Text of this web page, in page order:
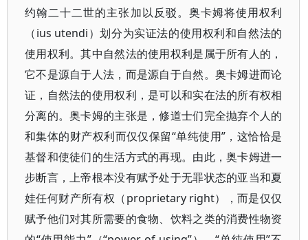
约翰二十二世的主张加以反驳。奥卡姆将使用权利
（ius utendi）划分为实证法的使用权利和自然法的
使用权利。其中自然法的使用权利是属于所有人的，
它不是源自于人法，而是源自于自然。奥卡姆进而论
证，自然法的使用权利，是可以和实在法的所有权相
分离的。奥卡姆的主张是，修道士们完全抛弃个人的
和集体的财产权利而仅仅保留“单纯使用”，这恰恰是
基督和使徒们的生活方式的再现。由此，奥卡姆进一
步断言，上帝根本没有赋予处于无罪状态的亚当和夏
娃任何财产所有权（proprietary right），而是仅仅
赋予他们对其所需要的食物、饮料之类的消费性物资